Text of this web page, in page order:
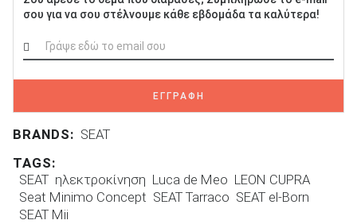
σου για να σου στέλνουμε κάθε εβδομάδα τα καλύτερα!
ΕΓΓΡΑΦΗ
BRANDS: SEAT
TAGS:
SEAT ηλεκτροκίνηση Luca de Meo LEON CUPRA
Seat Minimo Concept SEAT Tarraco SEAT el-Born
SEAT Mii